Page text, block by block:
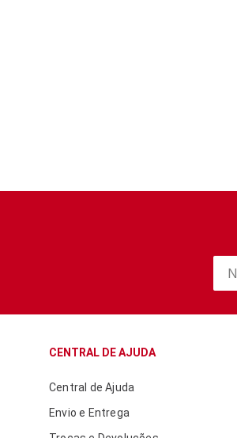
CENTRAL DE AJUDA
Central de Ajuda
Envio e Entrega